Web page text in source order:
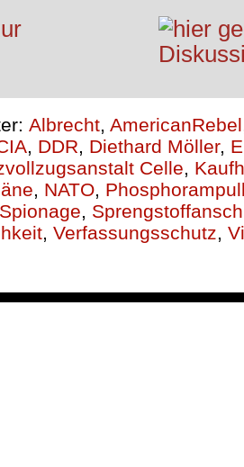
Albrecht,AmericanRebel
,DDR,Diethard Möller,
Celle,
,NATO,
Spionage,